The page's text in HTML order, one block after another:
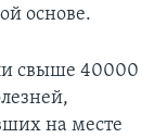
основе.
свыше 40000
на месте